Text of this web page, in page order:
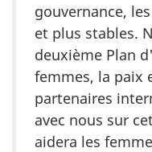
gouvernance,
et plus stables.
deuxième Plan
femmes, la paix
partenaires
avec nous sur
aidera les